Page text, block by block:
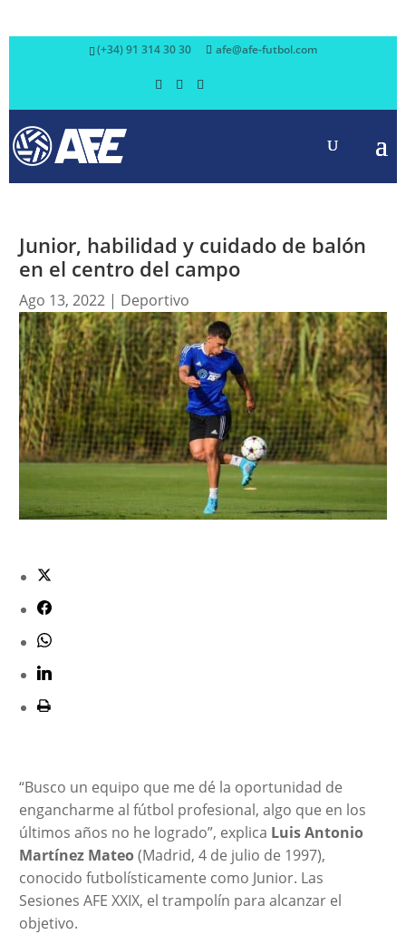
(+34) 91 314 30 30 afe@afe-futbol.com
Junior, habilidad y cuidado de balón
en el centro del campo
Ago 13, 2022| Deportivo
“Busco un equipo que me dé la oportunidad de
engancharme al fútbol profesional, algo que en los
últimos años no he logrado”, explica Luis Antonio
Martínez Mateo(Madrid, 4 de julio de 1997),
conocido futbolísticamente como Junior. Las
Sesiones AFE XXIX, el trampolín para alcanzar el
objetivo.